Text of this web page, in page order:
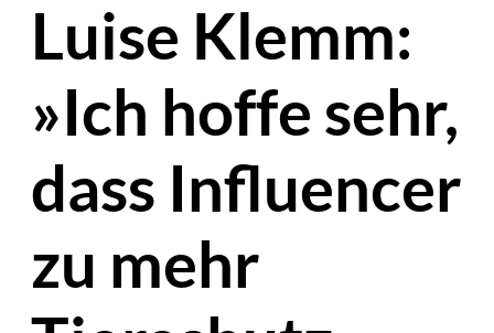
Luise Klemm:
»Ich hoffe sehr,
dass Influencer
zu mehr